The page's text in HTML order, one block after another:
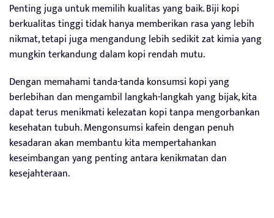
Penting juga untuk memilih kualitas yang baik. Biji kopi
berkualitas tinggi tidak hanya memberikan rasa yang lebih
nikmat, tetapi juga mengandung lebih sedikit zat kimia yang
mungkin terkandung dalam kopi rendah mutu.
Dengan memahami tanda-tanda konsumsi kopi yang
berlebihan dan mengambil langkah-langkah yang bijak, kita
dapat terus menikmati kelezatan kopi tanpa mengorbankan
kesehatan tubuh. Mengonsumsi kafein dengan penuh
kesadaran akan membantu kita mempertahankan
keseimbangan yang penting antara kenikmatan dan
kesejahteraan.